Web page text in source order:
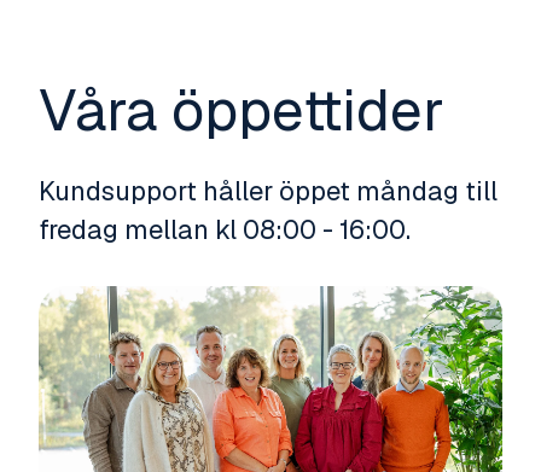
Våra öppettider
Kundsupport håller öppet måndag till
fredag mellan kl 08:00 - 16:00.